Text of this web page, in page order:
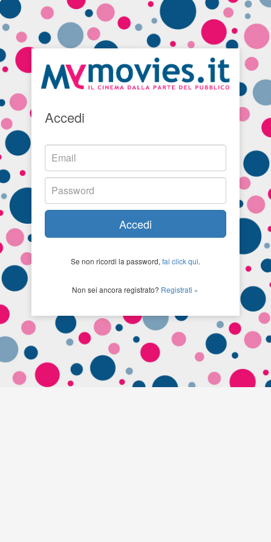
Accedi
Accedi
Se non ricordi la password, fai click qui.
Non sei ancora registrato? Registrati »